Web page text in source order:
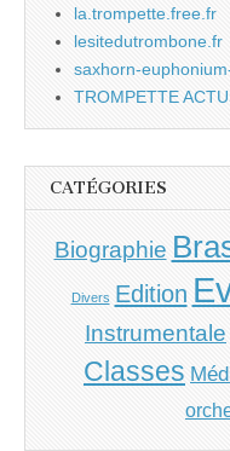
la.trompette.free.fr
lesitedutrombone.fr
saxhorn-
TROMPETTE
CATÉGORIES
Biographie
Divers Edition
Instrumentale
Classes